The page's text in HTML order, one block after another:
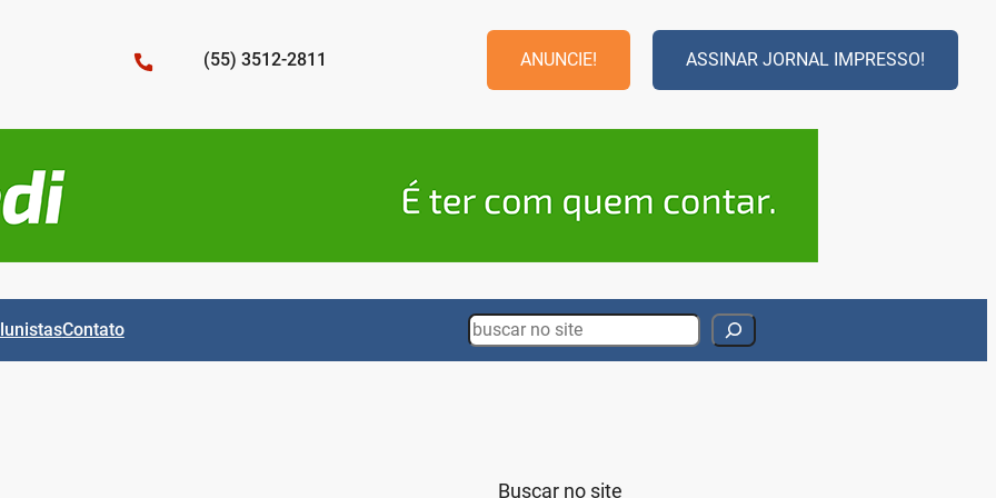
(55) 3512-2811 ANUNCIE! ASSINAR JORNAL IMPRESSO!
Contato Search
Buscar no site